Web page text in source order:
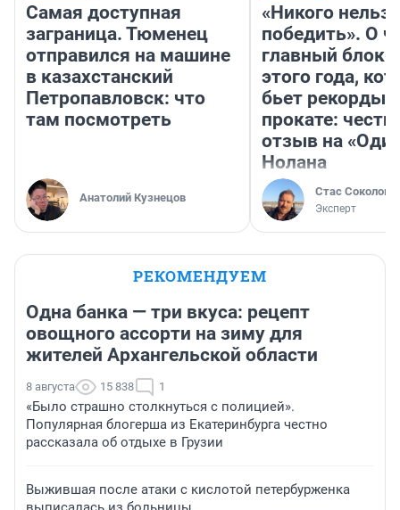
Самая доступная
заграница. Тюменец
отправился на машине
в казахстанский
Петропавловск: что
там посмотреть
Анатолий Кузнецов
«Никого нельзя
победить». О
главный
этого года,
бьет рекорды в
прокате:
отзыв на
Нолана
Стас Соколов
Эксперт
РЕКОМЕНДУЕМ
Одна банка — три вкуса: рецепт
овощного ассорти на зиму для
жителей Архангельской области
8 августа 15 838 1
«Было страшно столкнуться с полицией».
Популярная блогерша из Екатеринбурга честно
рассказала об отдыхе в Грузии
Выжившая после атаки с кислотой петербурженка